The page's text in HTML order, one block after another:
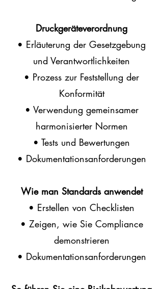
Druckgeräteverordnung
• Erläuterung der Gesetzgebung
und Verantwortlichkeiten
• Prozess zur Feststellung der
Konformität
• Verwendung gemeinsamer
harmonisierter Normen
• Tests und Bewertungen
• Dokumentationsanforderungen
Wie man Standards anwendet
• Erstellen von Checklisten
• Zeigen, wie Sie Compliance
demonstrieren
• Dokumentationsanforderungen